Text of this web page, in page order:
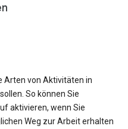
Arten von Aktivitäten in
So können Sie
aktivieren, wenn Sie
Weg zur Arbeit erhalten